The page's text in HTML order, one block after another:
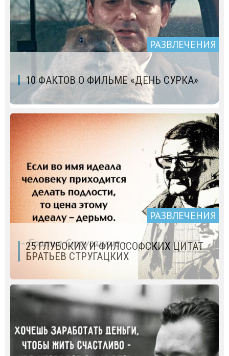
РАЗВЛЕЧЕНИЯ
10 ФАКТОВ О ФИЛЬМЕ «ДЕНЬ СУРКА»
РАЗВЛЕЧЕНИЯ
25 ГЛУБОКИХ И ФИЛОСОФСКИХ ЦИТАТ
БРАТЬЕВ СТРУГАЦКИХ